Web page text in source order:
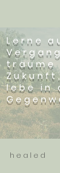
Lerne
träume
lebe in
h e a l e d